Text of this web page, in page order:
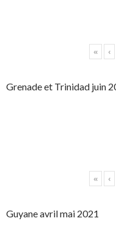
« ‹
Grenade et Trinidad juin
« ‹
Guyane avril mai 2021